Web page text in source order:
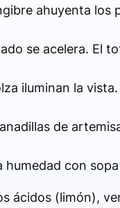
ahuyenta los
se acelera. El
iluminan la vista.
de
humedad con
ácidos (limón),